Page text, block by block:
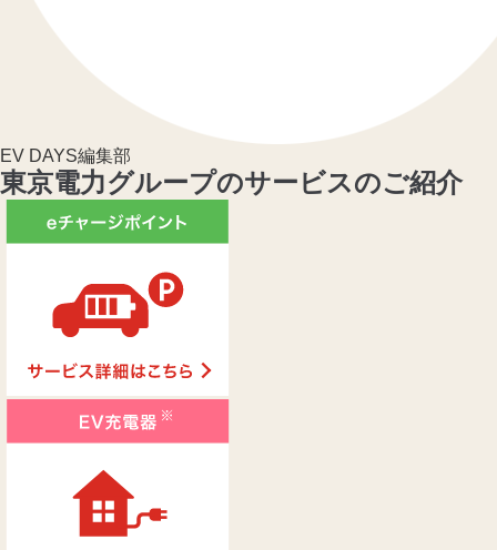
EV DAYS編集部
東京電力グループのサービスのご紹介